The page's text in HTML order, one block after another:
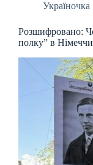
Україночка
Розшифровано:
полку” в